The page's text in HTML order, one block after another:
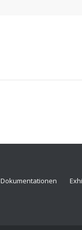
Dokumentationen